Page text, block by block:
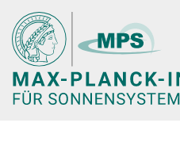
Hauptinhalt